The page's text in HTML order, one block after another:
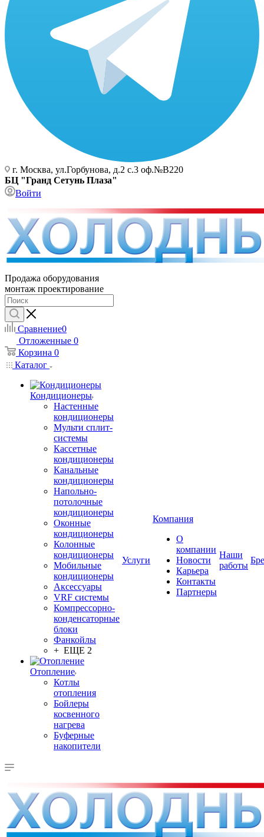
г. Москва, ул.Горбунова, д.2 с.3 оф.№В220
БЦ "Гранд Сетунь Плаза"
Войти
Продажа оборудования
монтаж проектирование
Сравнение0
Отложенные 0
Корзина 0
Каталог
Кондиционеры
Настенные
кондиционеры
Мульти сплит-
системы
Кассетные
кондиционеры
Канальные
кондиционеры
Напольно-
потолочные
кондиционеры
Оконные
кондиционеры
Колонные
кондиционеры
Мобильные
кондиционеры
Аксессуары
VRF системы
Компрессорно-
конденсаторные
блоки
Фанкойлы
+ ЕЩЕ 2
Отопление
Котлы
отопления
Бойлеры
косвенного
нагрева
Буферные
накопители
Услуги
Компания
О
компании
Новости
Карьера
Контакты
Партнеры
Наши
работы